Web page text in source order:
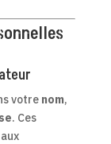
votre nom,
. Ces